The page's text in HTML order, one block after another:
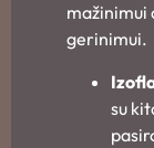
mažinimui
gerinimui.
su